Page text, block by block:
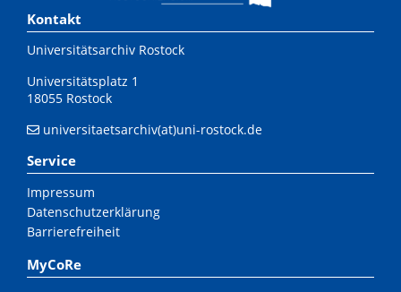
Kontakt
Universitätsarchiv Rostock
Universitätsplatz 1
18055 Rostock
universitaetsarchiv(at)uni-rostock.de
Service
Impressum
Datenschutzerklärung
Barrierefreiheit
MyCoRe